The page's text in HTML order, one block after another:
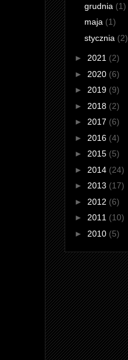
grudnia (1)
maja (1)
stycznia (2)
► 2021 (2)
► 2020 (6)
► 2019 (9)
► 2018 (2)
► 2017 (6)
► 2016 (4)
► 2015 (5)
► 2014 (24)
► 2013 (17)
► 2012 (6)
► 2011 (10)
► 2010 (5)